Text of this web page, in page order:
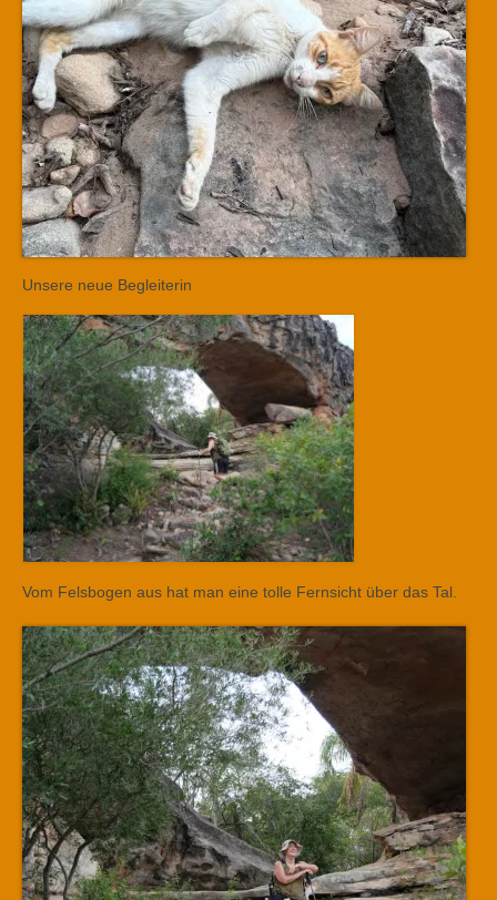
Unsere neue Begleiterin
Vom Felsbogen aus hat man eine tolle Fernsicht über das Tal.